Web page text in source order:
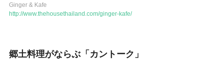
Ginger & Kafe
http://www.thehousethailand.com/ginger-kafe/
郷土料理がならぶ「カントーク」